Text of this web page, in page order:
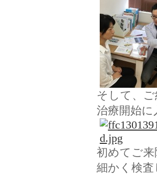
そして、
治療開始
初めてご
細かく検査